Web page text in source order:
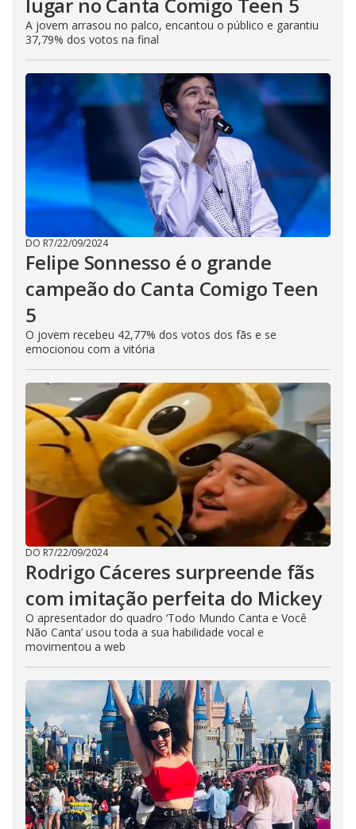
lugar no Canta Comigo Teen 5
A jovem arrasou no palco, encantou o público e garantiu
37,79% dos votos na final
DO R7/22/09/2024
Felipe Sonnesso é o grande
campeão do Canta Comigo Teen
5
O jovem recebeu 42,77% dos votos dos fãs e se
emocionou com a vitória
DO R7/22/09/2024
Rodrigo Cáceres surpreende fãs
com imitação perfeita do Mickey
O apresentador do quadro ‘Todo Mundo Canta e Você
Não Canta’ usou toda a sua habilidade vocal e
movimentou a web